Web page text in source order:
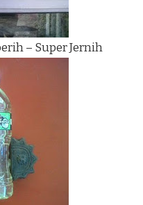
– Super Jernih